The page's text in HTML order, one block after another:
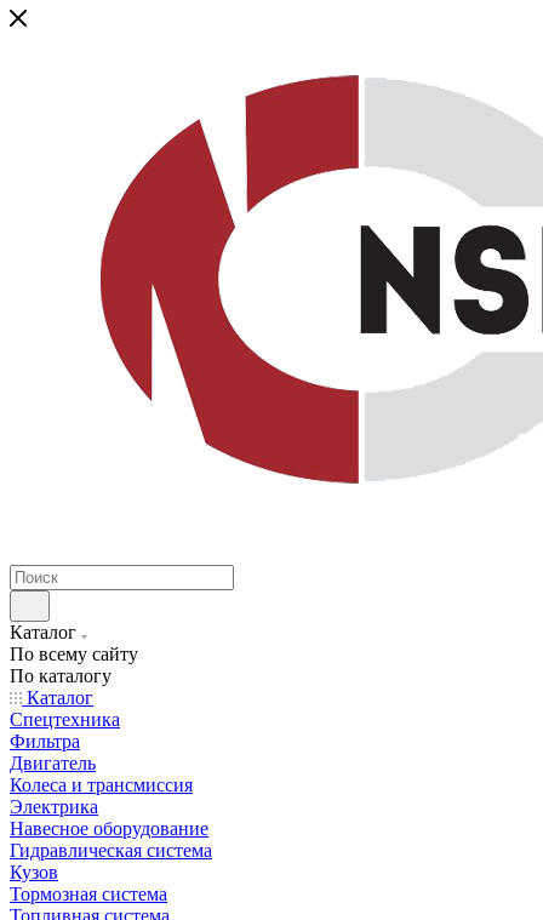
Каталог
По всему сайту
По каталогу
Каталог
Спецтехника
Фильтра
Двигатель
Колеса и трансмиссия
Электрика
Навесное оборудование
Гидравлическая система
Кузов
Тормозная система
Топливная система